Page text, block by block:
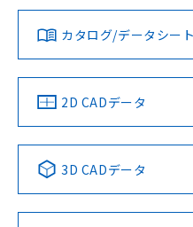
タイムチャート
上、n: 18mm以上
検出領域
ダウンロードデータをご利用
みください。
ソフトウェアの使用条件
対応済み
中国 RoHS 注意事項・凡
Pb Hg
LR型式承認
（イギリス
船舶規格）
DNV型式承
（ノルウェ
No No
この製
その他の認証はこち
カタログ/データシー
2D CADデータ
3D CADデータ